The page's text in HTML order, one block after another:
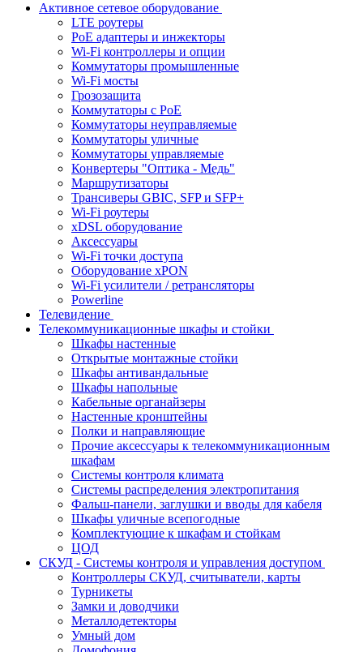
Активное сетевое оборудование
LTE роутеры
PoE адаптеры и инжекторы
Wi-Fi контроллеры и опции
Коммутаторы промышленные
Wi-Fi мосты
Грозозащита
Коммутаторы c PoE
Коммутаторы неуправляемые
Коммутаторы уличные
Коммутаторы управляемые
Конвертеры "Оптика - Медь"
Маршрутизаторы
Трансиверы GBIC, SFP и SFP+
Wi-Fi роутеры
xDSL оборудование
Аксессуары
Wi-Fi точки доступа
Оборудование хPON
Wi-Fi усилители / ретрансляторы
Powerline
Телевидение
Телекоммуникационные шкафы и стойки
Шкафы настенные
Открытые монтажные стойки
Шкафы антивандальные
Шкафы напольные
Кабельные органайзеры
Настенные кронштейны
Полки и направляющие
Прочие аксессуары к телекоммуникационным
шкафам
Системы контроля климата
Системы распределения электропитания
Фальш-панели, заглушки и вводы для кабеля
Шкафы уличные всепогодные
Комплектующие к шкафам и стойкам
ЦОД
СКУД - Системы контроля и управления доступом
Контроллеры СКУД, считыватели, карты
Турникеты
Замки и доводчики
Металлодетекторы
Умный дом